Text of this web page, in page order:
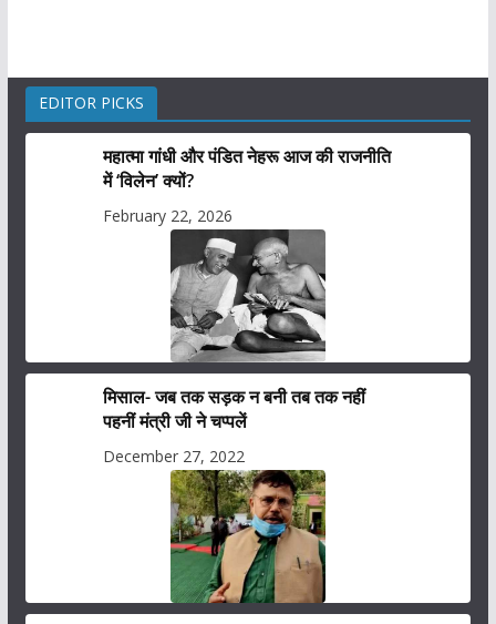
EDITOR PICKS
महात्मा गांधी और पंडित नेहरू आज की राजनीति
में ‘विलेन’ क्यों?
February 22, 2026
मिसाल- जब तक सड़क न बनी तब तक नहीं
पहनीं मंत्री जी ने चप्पलें
December 27, 2022